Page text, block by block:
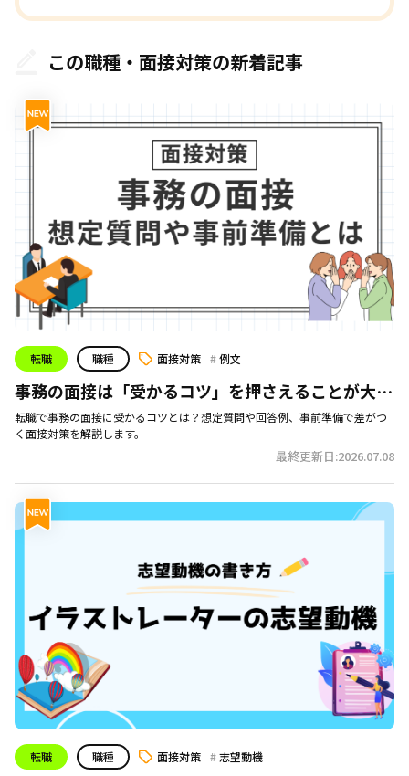
この職種・面接対策の新着記事
転職 職種 面接対策 例文
事務の面接は「受かるコツ」を押さえることが大
切！想定質問や事前準備とは
転職で事務の面接に受かるコツとは？想定質問や回答例、事前準備で差がつ
く面接対策を解説します。
最終更新日:2026.07.08
転職 職種 面接対策 志望動機